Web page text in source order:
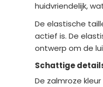
huidvriendelijk,
De elastische
actief is. De
ontwerp om de
Schattige
De zalmroze